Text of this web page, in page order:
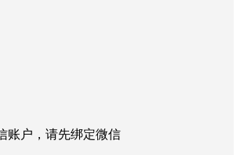
账户，请先绑定微信